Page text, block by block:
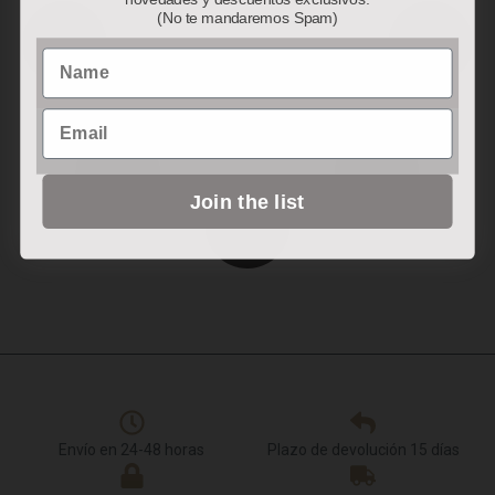
Envío en 24-48 horas Plazo de devolución 15 días
(No te mandaremos Spam)
Name
Email
Join the list